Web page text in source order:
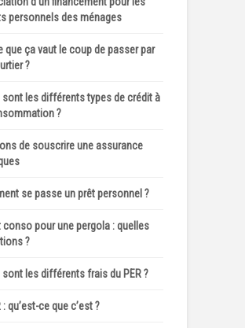
personnels des ménages
que ça vaut le coup de passer par
?
sont les différents types de crédit à
?
de souscrire une assurance
se passe un prêt personnel ?
conso pour une pergola : quelles
?
sont les différents frais du PER ?
: qu’est-ce que c’est ?